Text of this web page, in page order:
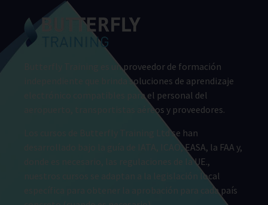
Butterfly Training es un proveedor de formación
independiente que brinda soluciones de aprendizaje
electrónico compatibles para el personal del
aeropuerto, transportistas aéreos y proveedores.
Los cursos de Butterfly Training Ltd se han
desarrollado bajo la guía de IATA, ICAO, EASA, la FAA y,
donde es necesario, las regulaciones de la UE.,
nuestros cursos se adaptan a la legislación local
específica para obtener la aprobación para cada país